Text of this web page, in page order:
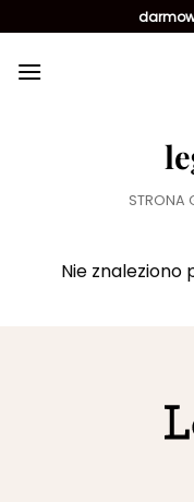
do
zawartości
STRONA
Nie znaleziono